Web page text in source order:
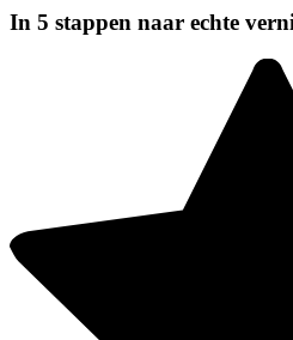
In 5 stappen naar echte